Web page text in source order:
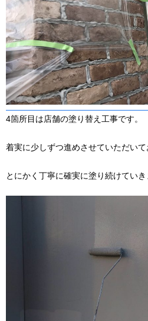
4箇所目は店舗の塗り替え工事です。
着実に少しずつ進めさせていただいて
とにかく丁寧に確実に塗り続けていき